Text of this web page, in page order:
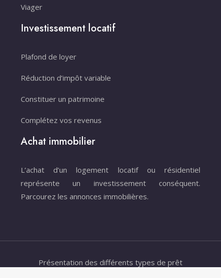
Viager
Investissement locatif
Plafond de loyer
Réduction d’impôt variable
Constituer un patrimoine
Complétez vos revenus
Achat immobilier
L’achat d’un logement locatif ou résidentiel
représente un investissement conséquent.
Parcourez les annonces immobilières.
Présentation des différents types de prêt